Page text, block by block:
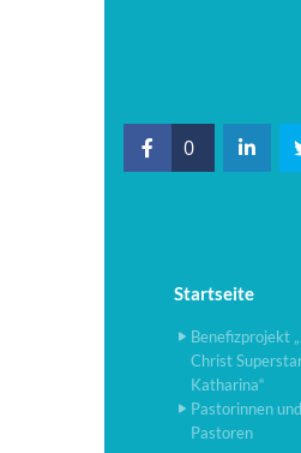
0
Startseite
Benefizprojekt
Christ
Katharina“
Pastorinnen und
Pastoren